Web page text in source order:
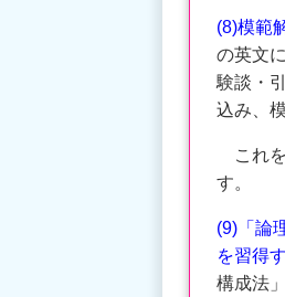
(8)模範
の英文
験談・
込み、
これを
す。
(9)「論
を習得
構成法